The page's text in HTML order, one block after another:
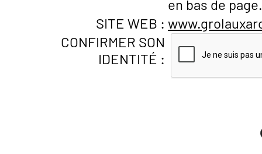
en bas de page.
SITE WEB :
CONFIRMER SON
IDENTITÉ :